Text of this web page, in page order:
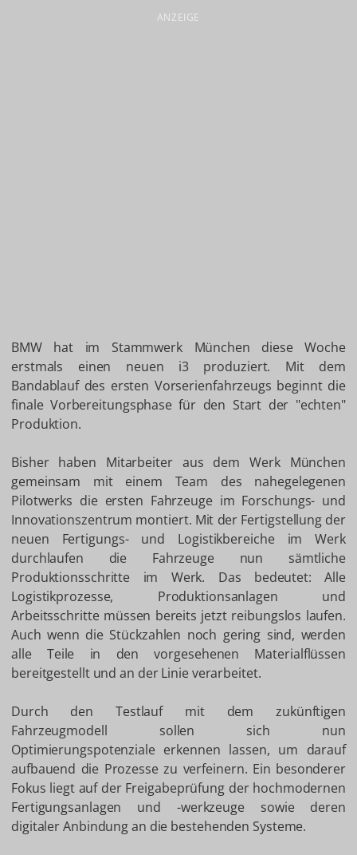
ANZEIGE
BMW hat im Stammwerk München diese Woche
erstmals einen neuen i3 produziert. Mit dem
Bandablauf des ersten Vorserienfahrzeugs beginnt die
finale Vorbereitungsphase für den Start der "echten"
Produktion.
Bisher haben Mitarbeiter aus dem Werk München
gemeinsam mit einem Team des nahegelegenen
Pilotwerks die ersten Fahrzeuge im Forschungs- und
Innovationszentrum montiert. Mit der Fertigstellung der
neuen Fertigungs- und Logistikbereiche im Werk
durchlaufen die Fahrzeuge nun sämtliche
Produktionsschritte im Werk. Das bedeutet: Alle
Logistikprozesse, Produktionsanlagen und
Arbeitsschritte müssen bereits jetzt reibungslos laufen.
Auch wenn die Stückzahlen noch gering sind, werden
alle Teile in den vorgesehenen Materialflüssen
bereitgestellt und an der Linie verarbeitet.
Durch den Testlauf mit dem zukünftigen
Fahrzeugmodell sollen sich nun
Optimierungspotenziale erkennen lassen, um darauf
aufbauend die Prozesse zu verfeinern. Ein besonderer
Fokus liegt auf der Freigabeprüfung der hochmodernen
Fertigungsanlagen und -werkzeuge sowie deren
digitaler Anbindung an die bestehenden Systeme.